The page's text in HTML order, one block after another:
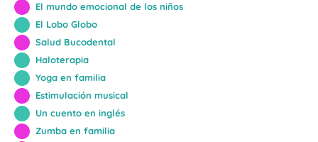
El mundo emocional de los niños
El Lobo Globo
Salud Bucodental
Haloterapia
Yoga en familia
Estimulación musical
Un cuento en inglés
Zumba en familia